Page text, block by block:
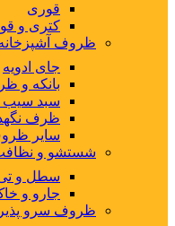
قوری
کتری و
ظروف
جای ادویه
بانکه و
سبد سیب
ظرف
سایر
شستشو و
سطل و
جارو و
ظروف سرو